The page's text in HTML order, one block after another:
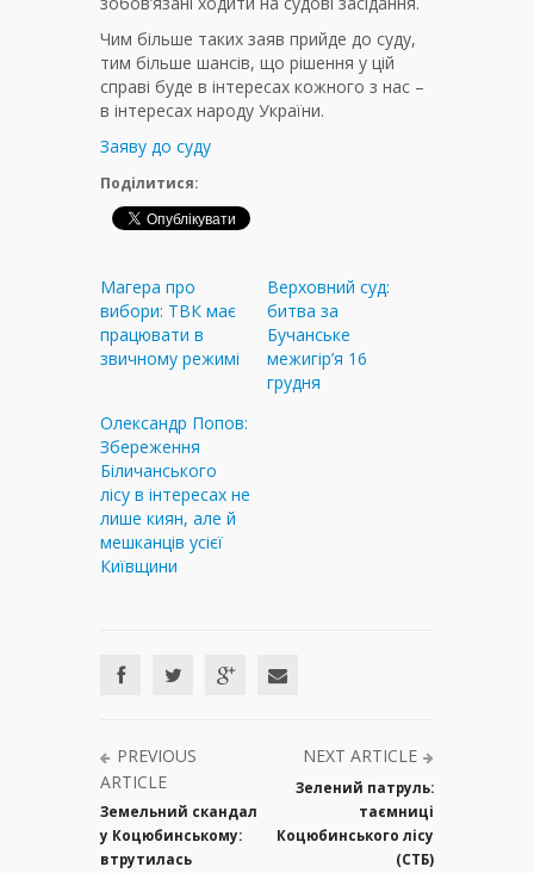
Чим більше таких заяв прийде до суду,
тим більше шансів, що рішення у цій
справі буде в інтересах кожного з нас –
в інтересах народу України.
Заяву до суду
Поділитися:
Магера про
вибори: ТВК має
працювати в
звичному режимі
Верховний суд:
битва за
Бучанське
межигір’я 16
грудня
Олександр Попов:
Збереження
Біличанського
лісу в інтересах не
лише киян, але й
мешканців усієї
Київщини
PREVIOUS
ARTICLE
Земельний скандал
у Коцюбинському:
втрутилась
NEXT ARTICLE
Зелений патруль:
таємниці
Коцюбинського лісу
(СТБ)